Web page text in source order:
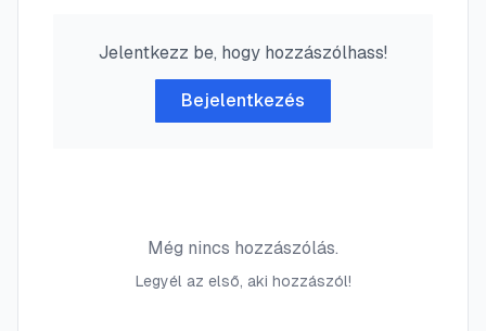
Jelentkezz be, hogy hozzászólhass!
Bejelentkezés
Még nincs hozzászólás.
Legyél az első, aki hozzászól!